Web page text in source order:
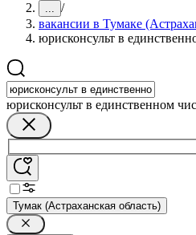
... /
вакансии в Тумаке
юрисконсульт в
юрисконсульт в единственном
Тумак (Астраханская область)